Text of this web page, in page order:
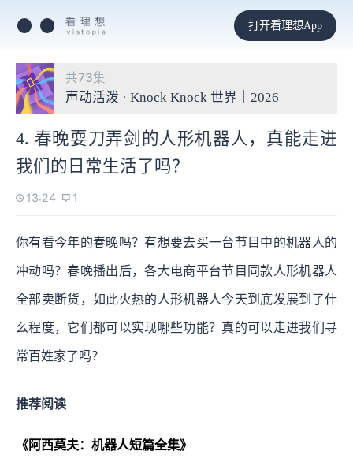
打开看理想App
共73集
声动活泼 · Knock Knock 世界｜2026
4. 春晚耍刀弄剑的人形机器人，真能走进
我们的日常生活了吗？
13:24 1
你有看今年的春晚吗？有想要去买一台节目中的机器人的
冲动吗？春晚播出后，各大电商平台节目同款人形机器人
全部卖断货，如此火热的人形机器人今天到底发展到了什
么程度，它们都可以实现哪些功能？真的可以走进我们寻
常百姓家了吗？
推荐阅读
《阿西莫夫：机器人短篇全集》